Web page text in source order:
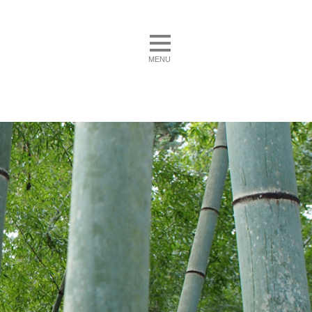
toggle navigation
MENU